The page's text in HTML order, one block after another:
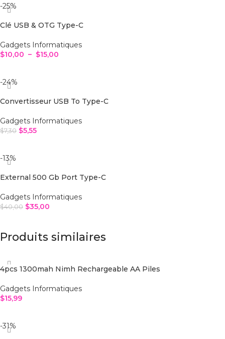
-25%
Clé USB & OTG Type-C
Gadgets Informatiques
$10,00 – $15,00
-24%
Convertisseur USB To Type-C
Gadgets Informatiques
$7,30 $5,55
-13%
External 500 Gb Port Type-C
Gadgets Informatiques
$40,00 $35,00
Produits similaires
4pcs 1300mah Nimh Rechargeable AA Piles
Gadgets Informatiques
$15,99
-31%